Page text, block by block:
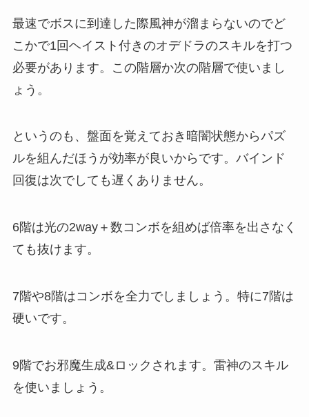
最速でボスに到達した際風神が溜まらないのでど
こかで1回ヘイスト付きのオデドラのスキルを打つ
必要があります。この階層か次の階層で使いまし
ょう。
というのも、盤面を覚えておき暗闇状態からパズ
ルを組んだほうが効率が良いからです。バインド
回復は次でしても遅くありません。
6階は光の2way＋数コンボを組めば倍率を出さなく
ても抜けます。
7階や8階はコンボを全力でしましょう。特に7階は
硬いです。
9階でお邪魔生成&ロックされます。雷神のスキル
を使いましょう。